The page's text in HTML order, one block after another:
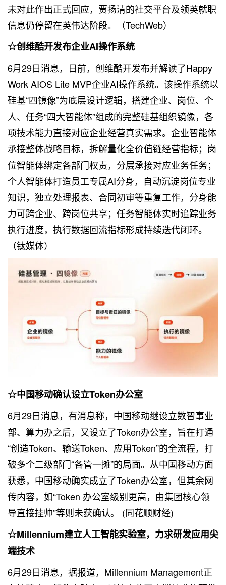
未对此作出正式回应，贾扬清的社交平台及领英就职
信息仍停留在英伟达阶段。（TechWeb）
☆创维酷开发布企业AI操作系统
6月29日消息，日前，创维酷开发布并解读了Happy
Work AIOS Lite MVP企业AI操作系统。该操作系统以
硅基“四镜像”为底层设计逻辑，搭建企业、岗位、个
人、任务“四大智能体”组成的完整硅基组织镜像，各
项技术能力直接对应企业经营真实需求。企业智能体
承接整体战略目标，拆解量化全价值链经营指标；岗
位智能体绑定各部门权责，分层承接对应业务任务；
个人智能体打造员工专属AI分身，自动沉淀岗位专业
知识，独立处理报表、合同初审等重复工作，分身能
力可跨企业、跨岗位共享；任务智能体实时追踪业务
执行进度，执行数据回流指标形成持续迭代闭环。
（钛媒体）
☆中国移动确认设立Token办公室
6月29日消息，有消息称，中国移动继设立数智事业
部、算力办之后，又设立了Token办公室，旨在打通
“创造Token、输送Token、应用Token”的全流程，打
破多个二级部门“各管一摊”的局面。从中国移动方面
获悉，中国移动确实成立了Token办公室，但其余网
传内容，如“Token 办公室级别更高，由集团核心领
导直接挂帅”等则未获确认。 (同花顺财经)
☆Millennium建立人工智能实验室，力求研发应用尖
端技术
6月29日消息，据报道，Millennium Management正